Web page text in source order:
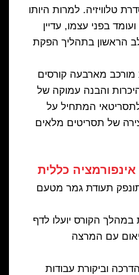
טלוויזיה. למרות היותו
בפני עצמו, עדיין
הראשון בתהליך הפקת
מורכב מארבעה קורסים
והבנה עמוקה של
המתחיל על
של תסריטים מלאים
כללית
תעודת גמר מטעם
במהלך הקורס יועלו לדף
עם המרצה
וביקורת עבודות